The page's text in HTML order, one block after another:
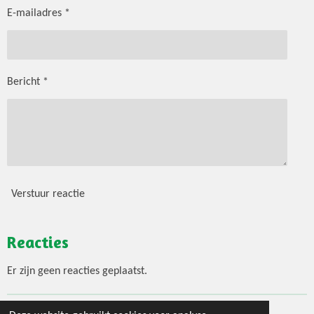
E-mailadres *
Bericht *
Verstuur reactie
Reacties
Er zijn geen reacties geplaatst.